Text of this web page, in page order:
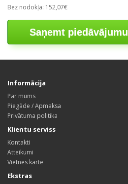
Bez nodokļa: 152,07€
Saņemt piedāvājumu
Informācija
Par mums
Piegāde / Apmaksa
Privātuma politika
Klientu serviss
Kontakti
Atteikumi
Vietnes karte
Ekstras